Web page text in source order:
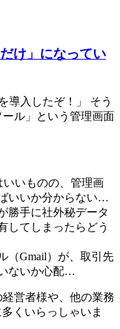
け」になってい
導入したぞ！」 そう
ル」という管理画面
いいものの、管理画
いいか分からない…
勝手に社外秘データ
してしまったらどう
（Gmail）が、取引先
ないか心配…
営者様や、他の業務
くいらっしゃいま